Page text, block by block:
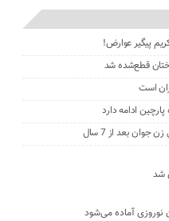
پیگیر عوارض!
است
ادامه دارد
بعد از 7 سال
نوروزی آماده می‌شود